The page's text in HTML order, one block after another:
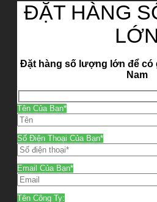
ĐẶT HÀNG
LỚN
Đặt hàng số lượng lớn để có
Nam
Tên Của Bạn*
Số Điện Thoại Của Bạn*
Email Của Bạn*
Tên Công Ty: